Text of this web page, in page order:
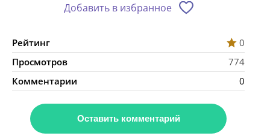
Добавить в избранное
Рейтинг
0
Просмотров
774
Комментарии
0
Оставить комментарий